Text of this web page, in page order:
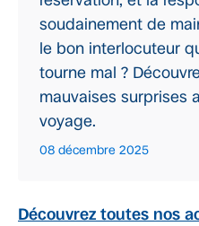
soudainement de
le bon interlocuteur
tourne mal ?
mauvaises surprises
voyage.
08 décembre 2025
Découvrez toutes nos